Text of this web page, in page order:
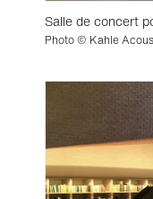
Salle de concert
Photo © Kahle